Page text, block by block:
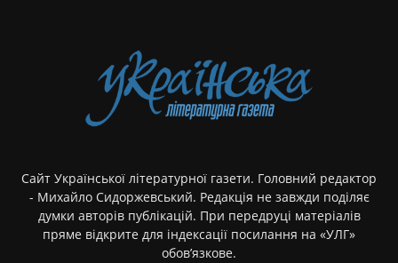
Сайт Української літературної газети. Головний редактор
- Михайло Сидоржевський. Редакція не завжди поділяє
думки авторів публікацій. При передруці матеріалів
пряме відкрите для індексації посилання на «УЛГ»
обов’язкове.